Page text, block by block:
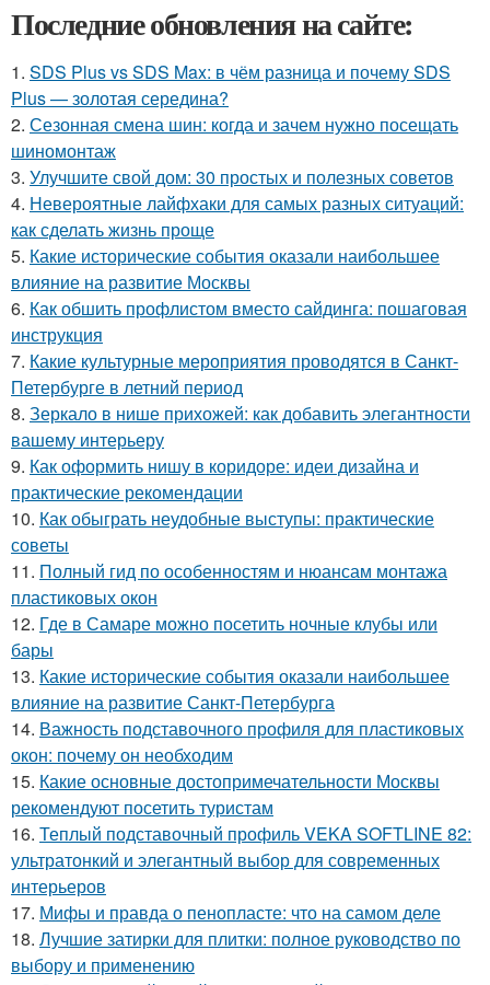
Последние обновления на сайте:
1. SDS Plus vs SDS Max: в чём разница и почему SDS
Plus — золотая середина?
2. Сезонная смена шин: когда и зачем нужно посещать
шиномонтаж
3. Улучшите свой дом: 30 простых и полезных советов
4. Невероятные лайфхаки для самых разных ситуаций:
как сделать жизнь проще
5. Какие исторические события оказали наибольшее
влияние на развитие Москвы
6. Как обшить профлистом вместо сайдинга: пошаговая
инструкция
7. Какие культурные мероприятия проводятся в Санкт-
Петербурге в летний период
8. Зеркало в нише прихожей: как добавить элегантности
вашему интерьеру
9. Как оформить нишу в коридоре: идеи дизайна и
практические рекомендации
10. Как обыграть неудобные выступы: практические
советы
11. Полный гид по особенностям и нюансам монтажа
пластиковых окон
12. Где в Самаре можно посетить ночные клубы или
бары
13. Какие исторические события оказали наибольшее
влияние на развитие Санкт-Петербурга
14. Важность подставочного профиля для пластиковых
окон: почему он необходим
15. Какие основные достопримечательности Москвы
рекомендуют посетить туристам
16. Теплый подставочный профиль VEKA SOFTLINE 82:
ультратонкий и элегантный выбор для современных
интерьеров
17. Мифы и правда о пенопласте: что на самом деле
18. Лучшие затирки для плитки: полное руководство по
выбору и применению